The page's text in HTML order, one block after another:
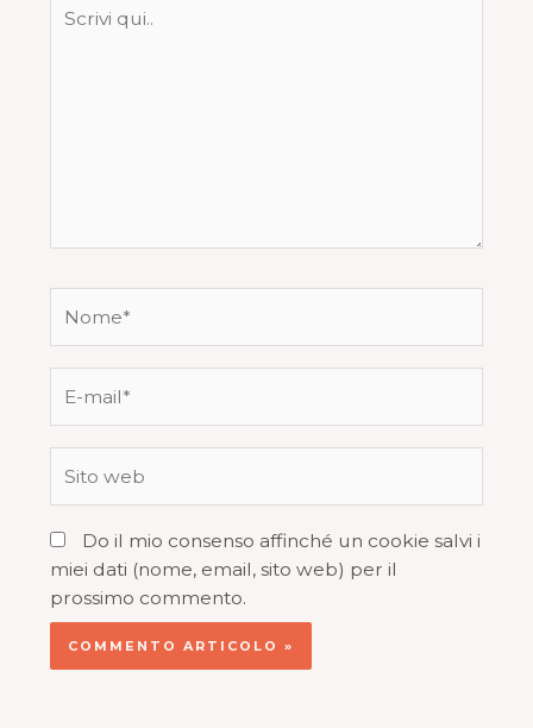
Do il mio consenso affinché un cookie salvi i
miei dati (nome, email, sito web) per il
prossimo commento.